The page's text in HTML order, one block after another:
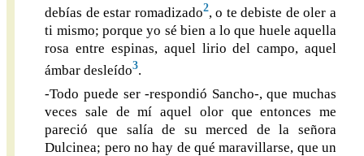
debías de estar romadizado2, o te debiste de oler a
ti mismo; porque yo sé bien a lo que huele aquella
rosa entre espinas, aquel lirio del campo, aquel
ámbar desleído3.
-Todo puede ser -respondió Sancho-, que muchas
veces sale de mí aquel olor que entonces me
pareció que salía de su merced de la señora
Dulcinea; pero no hay de qué maravillarse, que un